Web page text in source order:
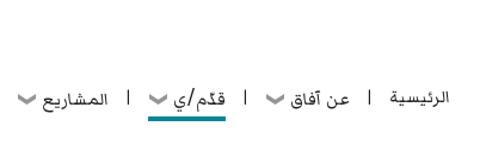
الرئيسية | عن آفاق | قدّم/ي | المشاريع